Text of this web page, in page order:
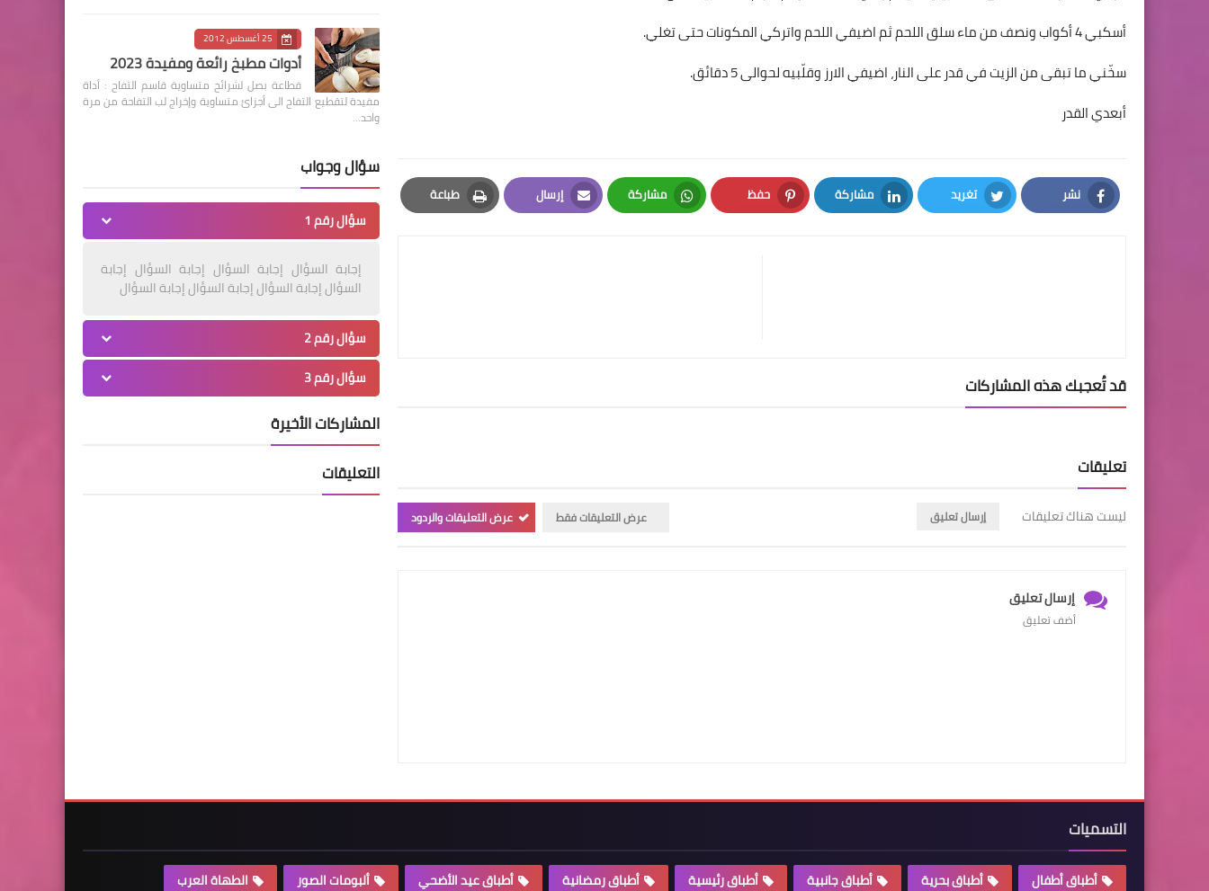
أسكبي 4 أكواب ونصف من ماء سلق اللحم ثم اضيفي اللحم واتركي المكونات حتى تغلي.
سخّني ما تبقى من الزيت في قدر على النار، اضيفي الارز وقلّبيه لحوالى 5 دقائق.
أبعدي القدر
نشر
Facebook
تغريد
Twitter
مشاركة
LinkedIn
حفظ
Pinterest
مشاركة
Whatsapp
إرسال
Email
طباعة
Print
قد تُعجبك هذه المشاركات
تعليقات
ليست هناك تعليقات إرسال تعليق عرض التعليقات فقط عرض التعليقات والردود
إرسال تعليق
أضف تعليق
25 أغسطس 2012
أدوات مطبخ رائعة ومفيدة 2023
قطاعة بصل لشرائح متساوية قاسم التفاح : أداة
مفيدة لتقطيع التفاح الى أجزائ متساوية وإخراج لب التفاحة من مرة
واحد…
سؤال وجواب
سؤال رقم 1
إجابة السؤال إجابة السؤال إجابة السؤال إجابة
السؤال إجابة السؤال إجابة السؤال إجابة السؤال
سؤال رقم 2
سؤال رقم 3
المشاركات الأخيرة
التعليقات
التسميات
أطباق أطفال أطباق بحرية أطباق جانبية أطباق رئيسية أطباق رمضانية أطباق عيد الأضحي ألبومات الصور الطهاة العرب